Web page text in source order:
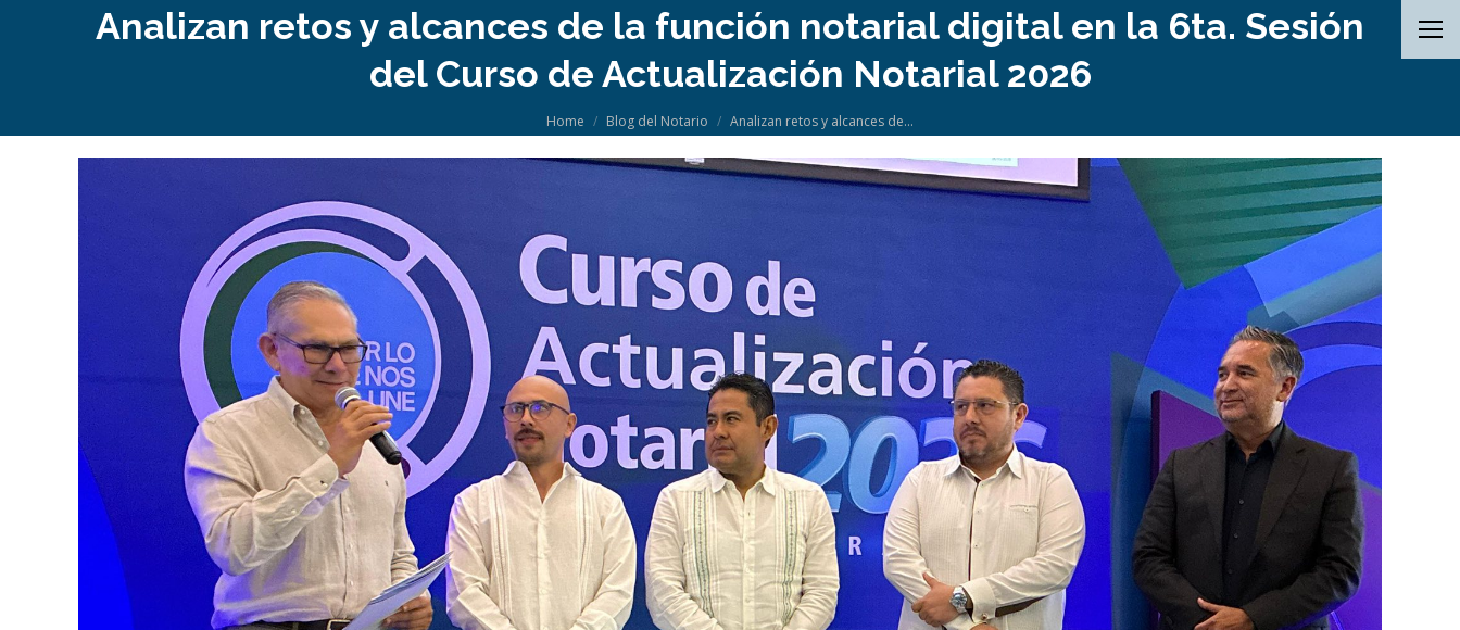
Analizan retos y alcances de la función notarial digital en la 6ta. Sesión
del Curso de Actualización Notarial 2026
You are here:
Home Blog del Notario Analizan retos y alcances de…